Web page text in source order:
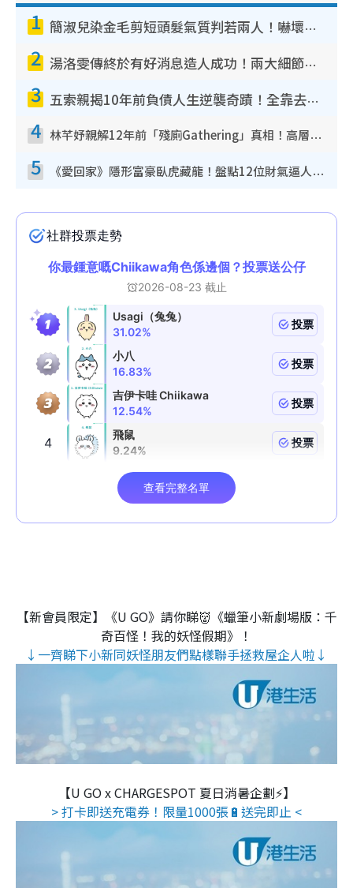
1 簡淑兒染金毛剪短頭髮氣質判若兩人！嚇壞老公麥大力都認唔出：「你做咩事？」
2 湯洛雯傳終於有好消息造人成功！兩大細節曝孕味極濃惹猜測：大肚婆先會咁！
3 五索親揭10年前負債人生逆襲奇蹟！全靠去一地方轉運後即遇上馬先生
4 林芊妤親解12年前「殘廁Gathering」真相！高層解約一句話重創尊嚴至今拒返TVB
5 《愛回家》隱形富豪臥虎藏龍！盤點12位財氣逼人的有錢藝人：呢位靚女3億身家唔憂做
【新會員限定】《U GO》請你睇👹《蠟筆小新劇場版：千
奇百怪！我的妖怪假期》！
↓一齊睇下小新同妖怪朋友們點樣聯手拯救屋企人啦↓
【U GO x CHARGESPOT 夏日消暑企劃⚡】
> 打卡即送充電券！限量1000張🔋送完即止 <